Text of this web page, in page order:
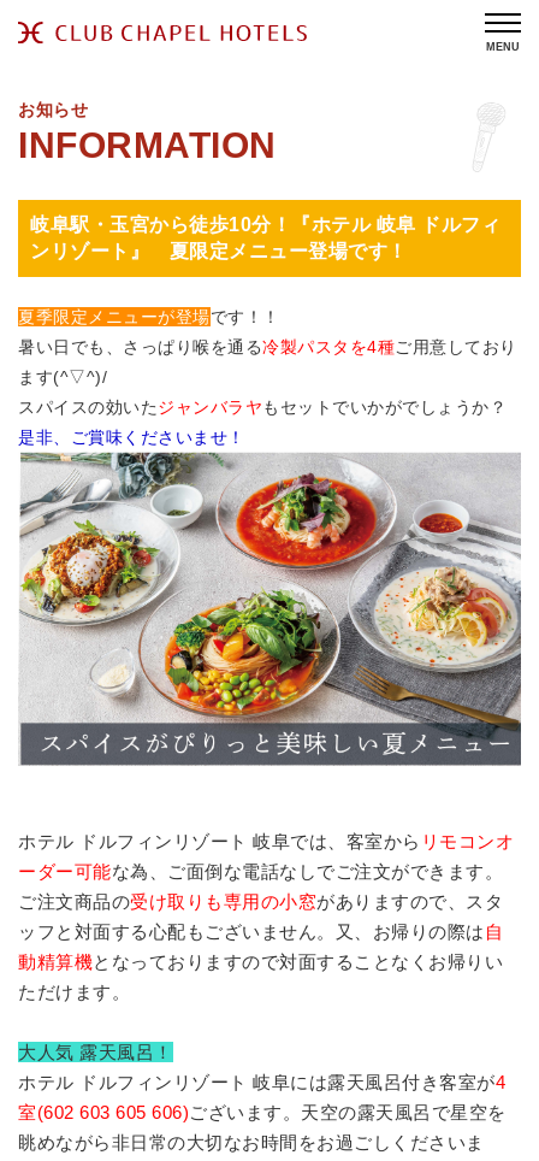
MENU
お知らせ
岐阜駅・玉宮から徒歩10分！『ホテル 岐阜 ドルフィ
ンリゾート』 夏限定メニュー登場です！
夏季限定メニューが登場です！！
暑い日でも、さっぱり喉を通る冷製パスタを4種ご用意しており
ます(^▽^)/
スパイスの効いたジャンバラヤもセットでいかがでしょうか？
是非、ご賞味くださいませ！
ホテル ドルフィンリゾート 岐阜では、客室から リモコンオ
ーダー可能な為、ご面倒な電話なしでご注文ができます。
ご注文商品の受け取りも専用の小窓がありますので、スタ
ッフと対面する心配もございません。又、お帰りの際は 自
動精算機となっておりますので対面することなくお帰りい
ただけます。
大人気 露天風呂！
ホテル ドルフィンリゾート 岐阜には露天風呂付き客室が4
室(602 603 605 606)ございます。天空の露天風呂で星空を
眺めながら非日常の大切なお時間をお過ごしくださいま